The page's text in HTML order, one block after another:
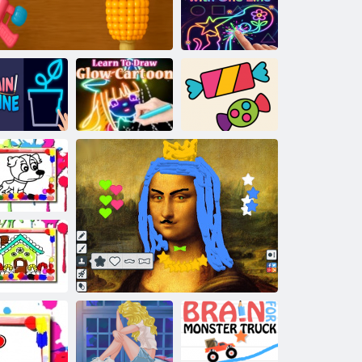
Mini opuštajuća ASMR igra
Trag utrke
Jedna linija:
Pratite crtež
jednom linijom
Nacrtajte
liniju
Naučite crtati
užareni crtić
Sretne bojice
bojanka
za bojanje